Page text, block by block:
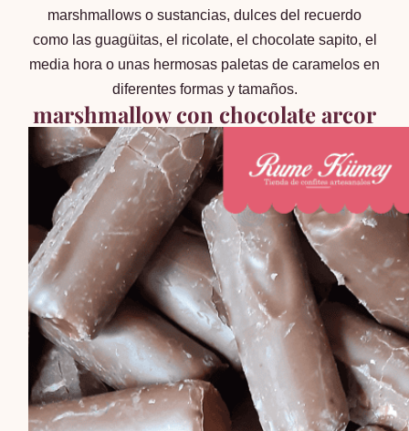
marshmallows o sustancias, dulces del recuerdo
como las guagüitas, el ricolate, el chocolate sapito, el
media hora o unas hermosas paletas de caramelos en
diferentes formas y tamaños.
marshmallow con chocolate arcor